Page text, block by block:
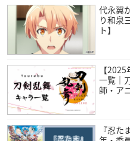
代永翼
り和泉
ト】
【
一覧｜
師・ア
『忍